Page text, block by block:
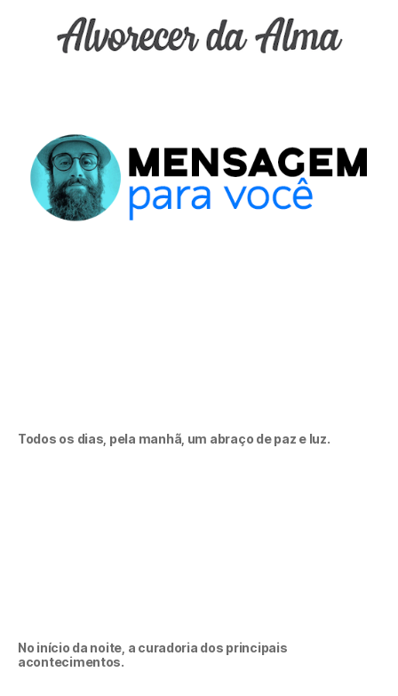
Todos os dias, pela manhã, um abraço de paz e luz.
No início da noite, a curadoria dos principais
acontecimentos.